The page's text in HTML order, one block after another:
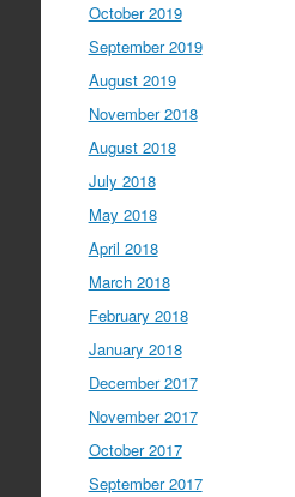
October 2019
September 2019
August 2019
November 2018
August 2018
July 2018
May 2018
April 2018
March 2018
February 2018
January 2018
December 2017
November 2017
October 2017
September 2017